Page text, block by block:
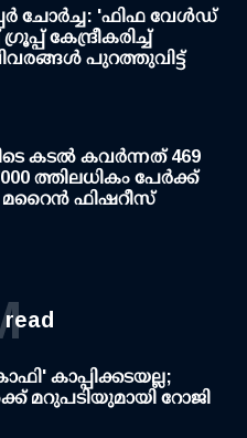
ചോര്‍ച്ച: 'ഫിഫ വേള്‍ഡ്
കേന്ദ്രീകരിച്ച്
പുറത്തുവിട്ട്
കടല്‍ കവര്‍ന്നത് 469
ത്തിലധികം പേര്‍ക്ക്
മറൈന്‍ ഫിഷറീസ്
കാപ്പിക്കടയല്ല;
മറുപടിയുമായി റോജി